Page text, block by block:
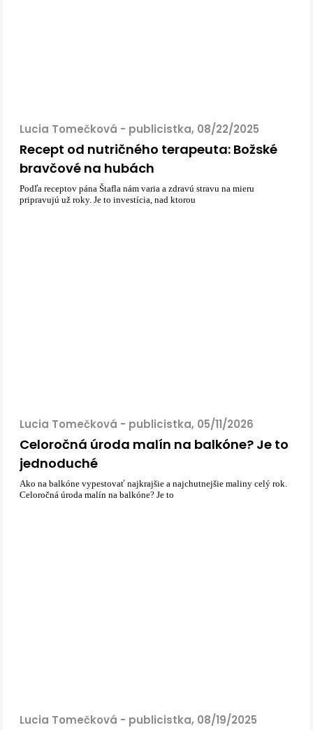
Lucia Tomečková - publicistka, 08/22/2025
Recept od nutričného terapeuta: Božské
bravčové na hubách
Podľa receptov pána Štafla nám varia a zdravú stravu na mieru
pripravujú už roky. Je to investícia, nad ktorou
Lucia Tomečková - publicistka, 05/11/2026
Celoročná úroda malín na balkóne? Je to
jednoduché
Ako na balkóne vypestovať najkrajšie a najchutnejšie maliny celý rok.
Celoročná úroda malín na balkóne? Je to
Lucia Tomečková - publicistka, 08/19/2025